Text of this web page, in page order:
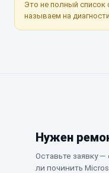
Это не полный список
называем на
Нужен
Оставьте заявку
ли починить